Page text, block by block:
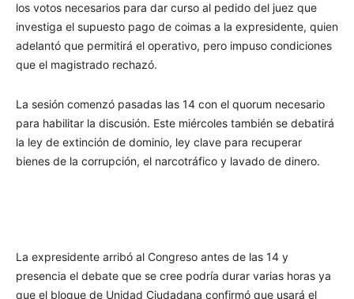
los votos necesarios para dar curso al pedido del juez que
investiga el supuesto pago de coimas a la expresidente, quien
adelantó que permitirá el operativo, pero impuso condiciones
que el magistrado rechazó.
La sesión comenzó pasadas las 14 con el quorum necesario
para habilitar la discusión. Este miércoles también se debatirá
la ley de extinción de dominio, ley clave para recuperar
bienes de la corrupción, el narcotráfico y lavado de dinero.
La expresidente arribó al Congreso antes de las 14 y
presencia el debate que se cree podría durar varias horas ya
que el bloque de Unidad Ciudadana confirmó que usará el